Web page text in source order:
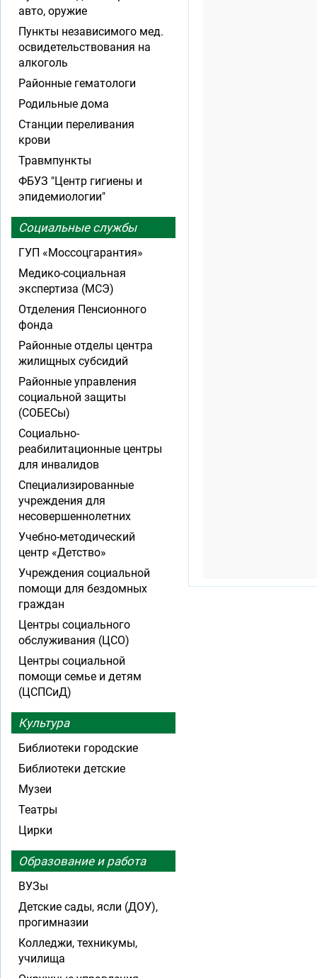
авто, оружие
Пункты независимого мед.
освидетельствования на
алкоголь
Районные гематологи
Родильные дома
Станции переливания
крови
Травмпункты
ФБУЗ "Центр гигиены и
эпидемиологии"
Социальные службы
ГУП «Моссоцгарантия»
Медико-социальная
экспертиза (МСЭ)
Отделения Пенсионного
фонда
Районные отделы центра
жилищных субсидий
Районные управления
социальной защиты
(СОБЕСы)
Социально-
реабилитационные центры
для инвалидов
Специализированные
учреждения для
несовершеннолетних
Учебно-методический
центр «Детство»
Учреждения социальной
помощи для бездомных
граждан
Центры социального
обслуживания (ЦСО)
Центры социальной
помощи семье и детям
(ЦСПСиД)
Культура
Библиотеки городские
Библиотеки детские
Музеи
Театры
Цирки
Образование и работа
ВУЗы
Детские сады, ясли (ДОУ),
прогимназии
Колледжи, техникумы,
училища